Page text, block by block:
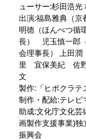
ューサー:杉田浩光
出演:福島雅典（
明徳（ほんべつ循
長） 児玉慎一郎
会理事長） 上田
里 宜保美紀 佐
文
製作:「ヒポクラ
制作・配給:テレビ
助成:文化庁文化芸
画製作支援事業)独
振興会